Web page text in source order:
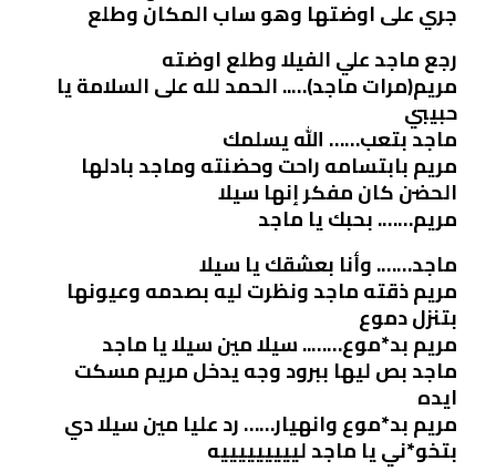
جري على اوضتها وهو ساب المكان وطلع
رجع ماجد علي الفيلا وطلع اوضته
مريم(مرات ماجد)….. الحمد لله على السلامة يا
حبيبي
ماجد بتعب…… الله يسلمك
مريم بابتسامه راحت وحضنته وماجد بادلها
الحضن كان مفكر إنها سيلا
مريم……. بحبك يا ماجد
ماجد……. وأنا بعشقك يا سيلا
مريم ذقته ماجد ونظرت ليه بصدمه وعيونها
بتنزل دموع
مريم بد*موع…….. سيلا مين سيلا يا ماجد
ماجد بص ليها ببرود وجه يدخل مريم مسكت
ايده
مريم بد*موع وانهيار…… رد عليا مين سيلا دي
بتخو*ني يا ماجد ليييييييييه